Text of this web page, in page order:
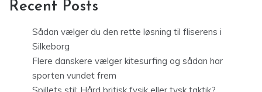
Recent Posts
Sådan vælger du den rette løsning til fliserens i
Silkeborg
Flere danskere vælger kitesurfing og sådan har
sporten vundet frem